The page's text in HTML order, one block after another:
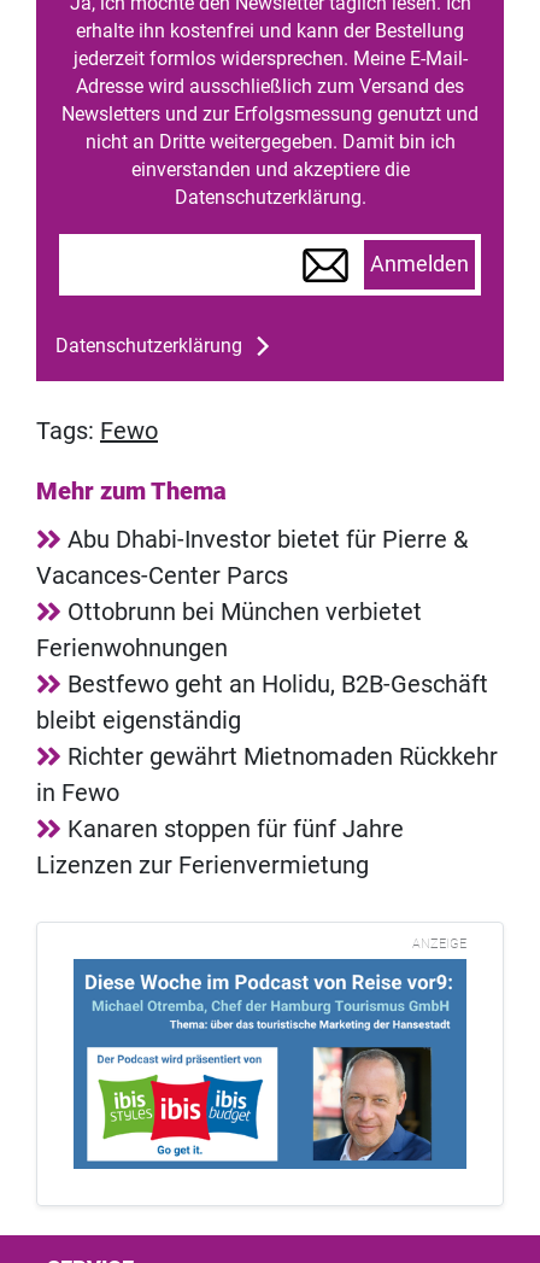
erhalte ihn kostenfrei und kann der Bestellung
jederzeit formlos widersprechen. Meine E-Mail-
Adresse wird ausschließlich zum Versand des
Newsletters und zur Erfolgsmessung genutzt und
nicht an Dritte weitergegeben. Damit bin ich
einverstanden und akzeptiere die
Datenschutzerklärung.
Anmelden
Datenschutzerklärung
Tags: Fewo
Mehr zum Thema
Abu Dhabi-Investor bietet für Pierre &
Vacances-Center Parcs
Ottobrunn bei München verbietet
Ferienwohnungen
Bestfewo geht an Holidu, B2B-Geschäft
bleibt eigenständig
Richter gewährt Mietnomaden Rückkehr
in Fewo
Kanaren stoppen für fünf Jahre
Lizenzen zur Ferienvermietung
ANZEIGE